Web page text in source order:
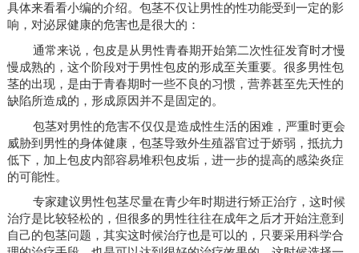
具体来看看小编的介绍。包茎不仅让男性的性功能受到一定的影
响，对泌尿健康的危害也是很大的：
通常来说，包皮是从男性青春期开始第二次性征发育时才慢
慢成熟的，这个阶段对于男性包皮的形成至关重要。很多男性包
茎的出现，是由于青春期时一些不良的习惯，营养甚至先天性的
缺陷所造成的，形成原因并不是固定的。
包茎对男性的危害不仅仅是造成性生活的困难，严重时更会
威胁到男性的身体健康，包茎导致外生殖器官过于娇弱，抵抗力
低下，加上包皮内部容易堆积包皮垢，进一步的提高的感染炎症
的可能性。
专家建议男性包茎尽量在青少年时期进行矫正治疗，这时候
治疗是比较轻松的，但很多的男性往往在成年之后才开始注意到
自己的包茎问题，其实这时候治疗也是可以的，只要采用科学合